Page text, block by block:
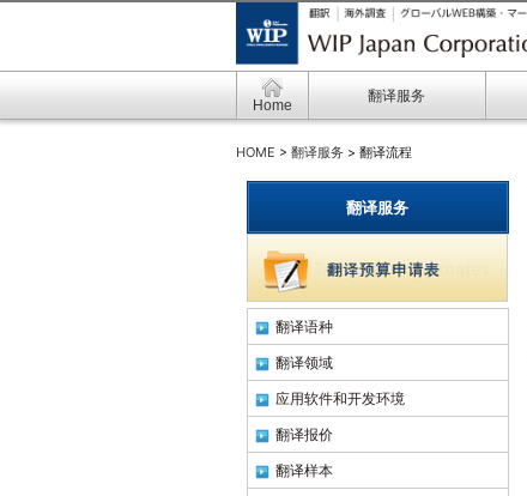
Home
翻译服务
HOME > 翻译服务 > 翻译流程
翻译服务
翻译语种
翻译领域
应用软件和开发环境
翻译报价
翻译样本